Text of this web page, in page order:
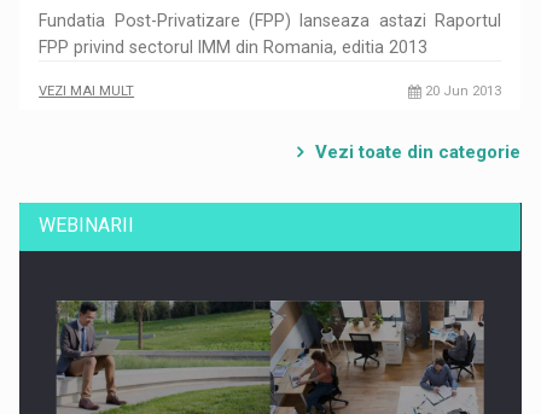
Fundatia Post-Privatizare (FPP) lanseaza astazi Raportul
FPP privind sectorul IMM din Romania, editia 2013
VEZI MAI MULT 20 Jun 2013
Vezi toate din categorie
WEBINARII